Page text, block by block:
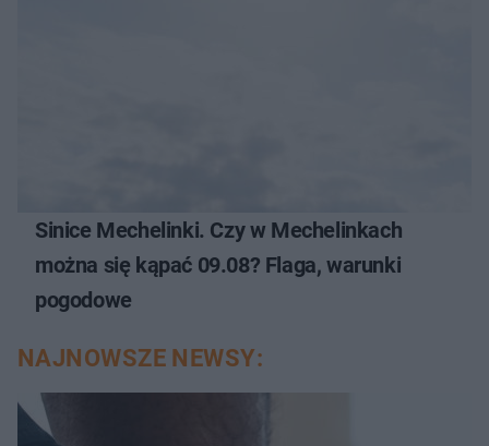
Sinice Mechelinki. Czy w Mechelinkach
można się kąpać 09.08? Flaga, warunki
pogodowe
NAJNOWSZE NEWSY: